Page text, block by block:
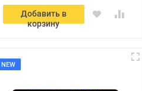
Добавить в
корзину
NEW